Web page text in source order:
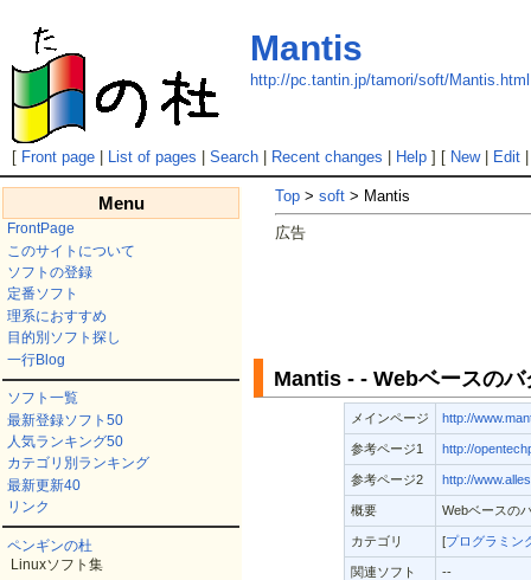
Mantis
http://pc.tantin.jp/tamori/soft/Mantis.html
[ Front page| List of pages Search| Recent changes Help] [ New| Edit
Menu
FrontPage
このサイトについて
ソフトの登録
定番ソフト
理系におすすめ
目的別ソフト探し
一行Blog
ソフト一覧
最新登録ソフト50
人気ランキング50
カテゴリ別ランキング
最新更新40
リンク
ペンギンの杜
Linuxソフト集
Top > soft > Mantis
広告
Mantis - - Webベースの
メインページ http://
参考ページ1 http://
参考ページ2 http://
概要 Webベースの
カテゴリ [プログラミン
関連ソフト --